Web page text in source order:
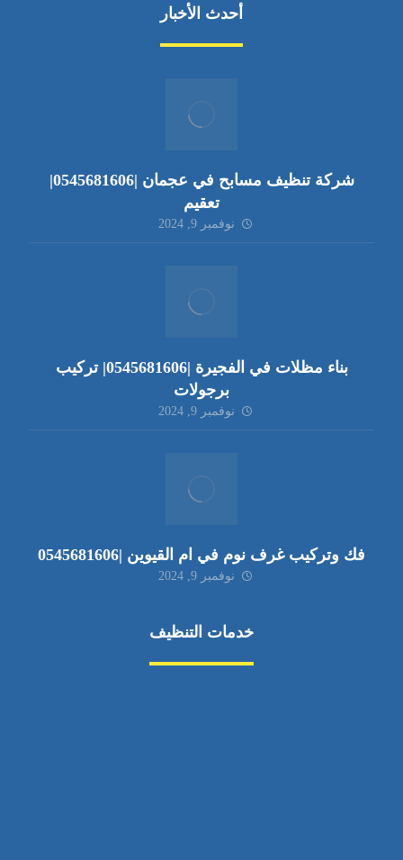
أحدث الأخبار
شركة تنظيف مسابح في عجمان |0545681606|
تعقيم
نوفمبر 9, 2024
بناء مظلات في الفجيرة |0545681606| تركيب
برجولات
نوفمبر 9, 2024
فك وتركيب غرف نوم في ام القيوين |0545681606
نوفمبر 9, 2024
خدمات التنظيف